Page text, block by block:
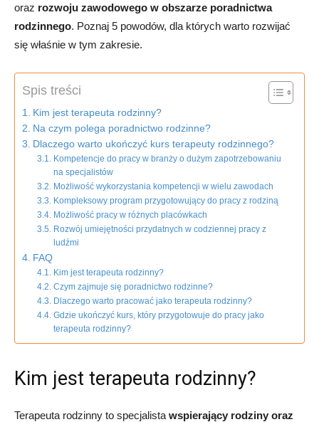
oraz rozwoju zawodowego w obszarze poradnictwa
rodzinnego. Poznaj 5 powodów, dla których warto rozwijać
się właśnie w tym zakresie.
Spis treści
Kim jest terapeuta rodzinny?
Na czym polega poradnictwo rodzinne?
Dlaczego warto ukończyć kurs terapeuty rodzinnego?
Kompetencje do pracy w branży o dużym zapotrzebowaniu
na specjalistów
Możliwość wykorzystania kompetencji w wielu zawodach
Kompleksowy program przygotowujący do pracy z rodziną
Możliwość pracy w różnych placówkach
Rozwój umiejętności przydatnych w codziennej pracy z
ludźmi
FAQ
Kim jest terapeuta rodzinny?
Czym zajmuje się poradnictwo rodzinne?
Dlaczego warto pracować jako terapeuta rodzinny?
Gdzie ukończyć kurs, który przygotowuje do pracy jako
terapeuta rodzinny?
Kim jest terapeuta rodzinny?
Terapeuta rodzinny to specjalista wspierający rodziny oraz